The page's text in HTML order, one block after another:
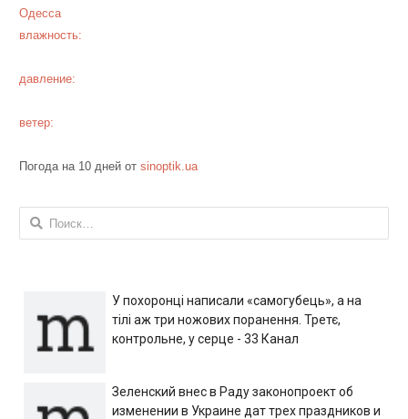
Одесса
влажность:
давление:
ветер:
Погода на 10 дней от sinoptik.ua
Найти:
У похоронці написали «самогубець», а на
тілі аж три ножових поранення. Третє,
контрольне, у серце - 33 Канал
Зеленский внес в Раду законопроект об
изменении в Украине дат трех праздников и